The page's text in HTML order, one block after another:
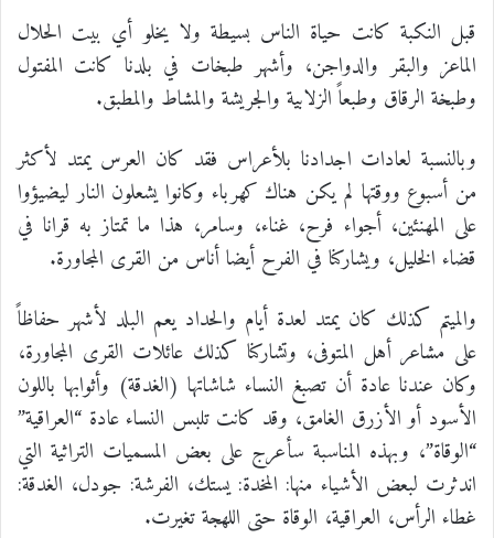
قبل النكبة كانت حياة الناس بسيطة ولا يخلو أي بيت الحلال
الماعز والبقر والدواجن، وأشهر طبخات في بلدنا كانت المفتول
وطبخة الرقاق وطبعاً الزلابية والجريشة والمشاط والمطبق.
وبالنسبة لعادات اجدادنا بلأعراس فقد كان العرس يمتد لأكثر
من أسبوع ‏ووقتها لم يكن هناك كهرباء وكانوا يشعلون النار ‏ليضيؤوا
على المهنئين، ‏أجواء فرح، غناء، وسامر، هذا ما تمتاز به قرانا في
قضاء الخليل، ويشاركنا في الفرح أيضا أناس من القرى المجاورة.
‏والميتم كذلك كان يمتد لعدة أيام والحداد يعم البلد لأشهر حفاظاً
على مشاعر أهل المتوفى، وتشاركنا كذلك عائلات القرى المجاورة،
وكان عندنا عادة أن تصبغ النساء شاشاتها (الغدقة) وأثوابها باللون
الأسود أو الأزرق الغامق، وقد كانت تلبس النساء عادة “العراقية”
“الوقاة”، وبهذه المناسبة سأعرج على بعض المسميات التراثية التي
اندثرت لبعض الأشياء منها: المخدة: يستك، الفرشة: جودل، الغدقة:
غطاء الرأس، العراقية، الوقاة حتى اللهجة تغيرت.